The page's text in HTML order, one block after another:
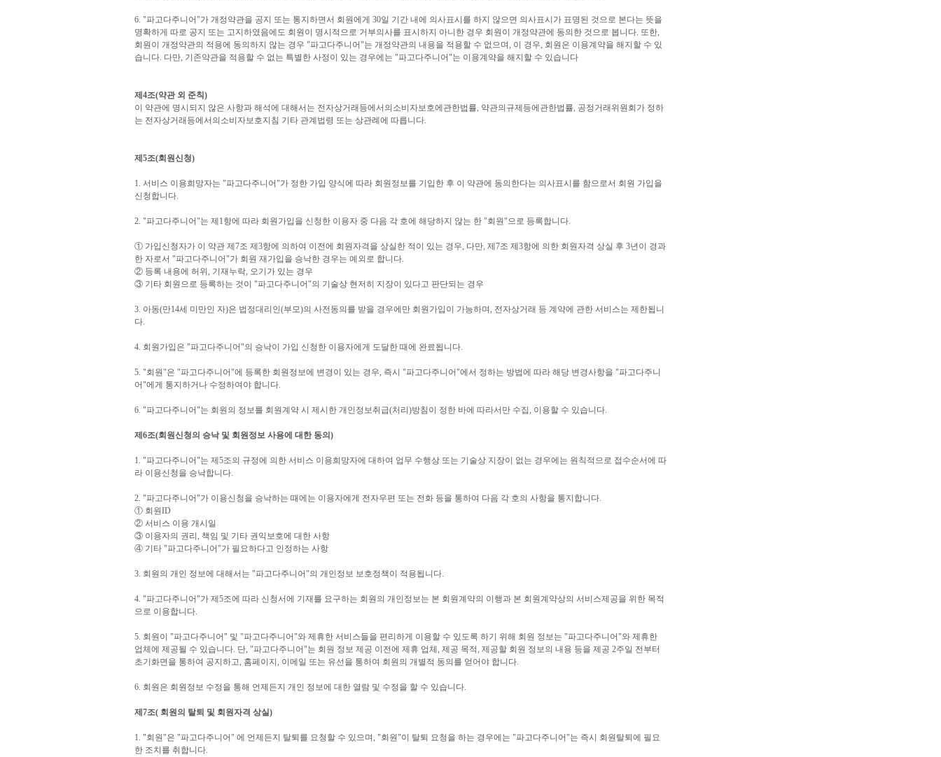
6. "파고다주니어"가 개정약관을 공지 또는 통지하면서 회원에게 30일 기간 내에 의사표시를 하지 않으면 의사표시가 표명된 것으로 본다는 뜻을
명확하게 따로 공지 또는 고지하였음에도 회원이 명시적으로 거부의사를 표시하지 아니한 경우 회원이 개정약관에 동의한 것으로 봅니다. 또한,
회원이 개정약관의 적용에 동의하지 않는 경우 "파고다주니어"는 개정약관의 내용을 적용할 수 없으며, 이 경우, 회원은 이용계약을 해지할 수 있
습니다. 다만, 기존약관을 적용할 수 없는 특별한 사정이 있는 경우에는 "파고다주니어"는 이용계약을 해지할 수 있습니다
제4조(약관 외 준칙)
이 약관에 명시되지 않은 사항과 해석에 대해서는 전자상거래등에서의소비자보호에관한법률, 약관의규제등에관한법률, 공정거래위원회가 정하
는 전자상거래등에서의소비자보호지침 기타 관계법령 또는 상관례에 따릅니다.
제5조(회원신청)
1. 서비스 이용희망자는 "파고다주니어"가 정한 가입 양식에 따라 회원정보를 기입한 후 이 약관에 동의한다는 의사표시를 함으로서 회원 가입을
신청합니다.
2. "파고다주니어"는 제1항에 따라 회원가입을 신청한 이용자 중 다음 각 호에 해당하지 않는 한 "회원"으로 등록합니다.
① 가입신청자가 이 약관 제7조 제3항에 의하여 이전에 회원자격을 상실한 적이 있는 경우, 다만, 제7조 제3항에 의한 회원자격 상실 후 3년이 경과
한 자로서 "파고다주니어"가 회원 재가입을 승낙한 경우는 예외로 합니다.
② 등록 내용에 허위, 기재누락, 오기가 있는 경우
③ 기타 회원으로 등록하는 것이 "파고다주니어"의 기술상 현저히 지장이 있다고 판단되는 경우
3. 아동(만14세 미만인 자)은 법정대리인(부모)의 사전동의를 받을 경우에만 회원가입이 가능하며, 전자상거래 등 계약에 관한 서비스는 제한됩니
다.
4. 회원가입은 "파고다주니어"의 승낙이 가입 신청한 이용자에게 도달한 때에 완료됩니다.
5. "회원"은 "파고다주니어"에 등록한 회원정보에 변경이 있는 경우, 즉시 "파고다주니어"에서 정하는 방법에 따라 해당 변경사항을 "파고다주니
어"에게 통지하거나 수정하여야 합니다.
6. "파고다주니어"는 회원의 정보를 회원계약 시 제시한 개인정보취급(처리)방침이 정한 바에 따라서만 수집, 이용할 수 있습니다.
제6조(회원신청의 승낙 및 회원정보 사용에 대한 동의)
1. "파고다주니어"는 제5조의 규정에 의한 서비스 이용희망자에 대하여 업무 수행상 또는 기술상 지장이 없는 경우에는 원칙적으로 접수순서에 따
라 이용신청을 승낙합니다.
2. "파고다주니어"가 이용신청을 승낙하는 때에는 이용자에게 전자우편 또는 전화 등을 통하여 다음 각 호의 사항을 통지합니다.
① 회원ID
② 서비스 이용 개시일
③ 이용자의 권리, 책임 및 기타 권익보호에 대한 사항
④ 기타 "파고다주니어"가 필요하다고 인정하는 사항
3. 회원의 개인 정보에 대해서는 "파고다주니어"의 개인정보 보호정책이 적용됩니다.
4. "파고다주니어"가 제5조에 따라 신청서에 기재를 요구하는 회원의 개인정보는 본 회원계약의 이행과 본 회원계약상의 서비스제공을 위한 목적
으로 이용합니다.
5. 회원이 "파고다주니어" 및 "파고다주니어"와 제휴한 서비스들을 편리하게 이용할 수 있도록 하기 위해 회원 정보는 "파고다주니어"와 제휴한
업체에 제공될 수 있습니다. 단, "파고다주니어"는 회원 정보 제공 이전에 제휴 업체, 제공 목적, 제공할 회원 정보의 내용 등을 제공 2주일 전부터
초기화면을 통하여 공지하고, 홈페이지, 이메일 또는 유선을 통하여 회원의 개별적 동의를 얻어야 합니다.
6. 회원은 회원정보 수정을 통해 언제든지 개인 정보에 대한 열람 및 수정을 할 수 있습니다.
제7조( 회원의 탈퇴 및 회원자격 상실)
1. "회원"은 "파고다주니어" 에 언제든지 탈퇴를 요청할 수 있으며, "회원"이 탈퇴 요청을 하는 경우에는 "파고다주니어"는 즉시 회원탈퇴에 필요
한 조치를 취합니다.